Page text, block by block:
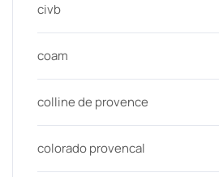
civb
coam
colline de provence
colorado provencal